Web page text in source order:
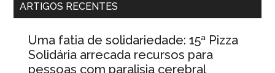
ARTIGOS RECENTES
Uma fatia de solidariedade: 15ª Pizza
Solidária arrecada recursos para
pessoas com paralisia cerebral